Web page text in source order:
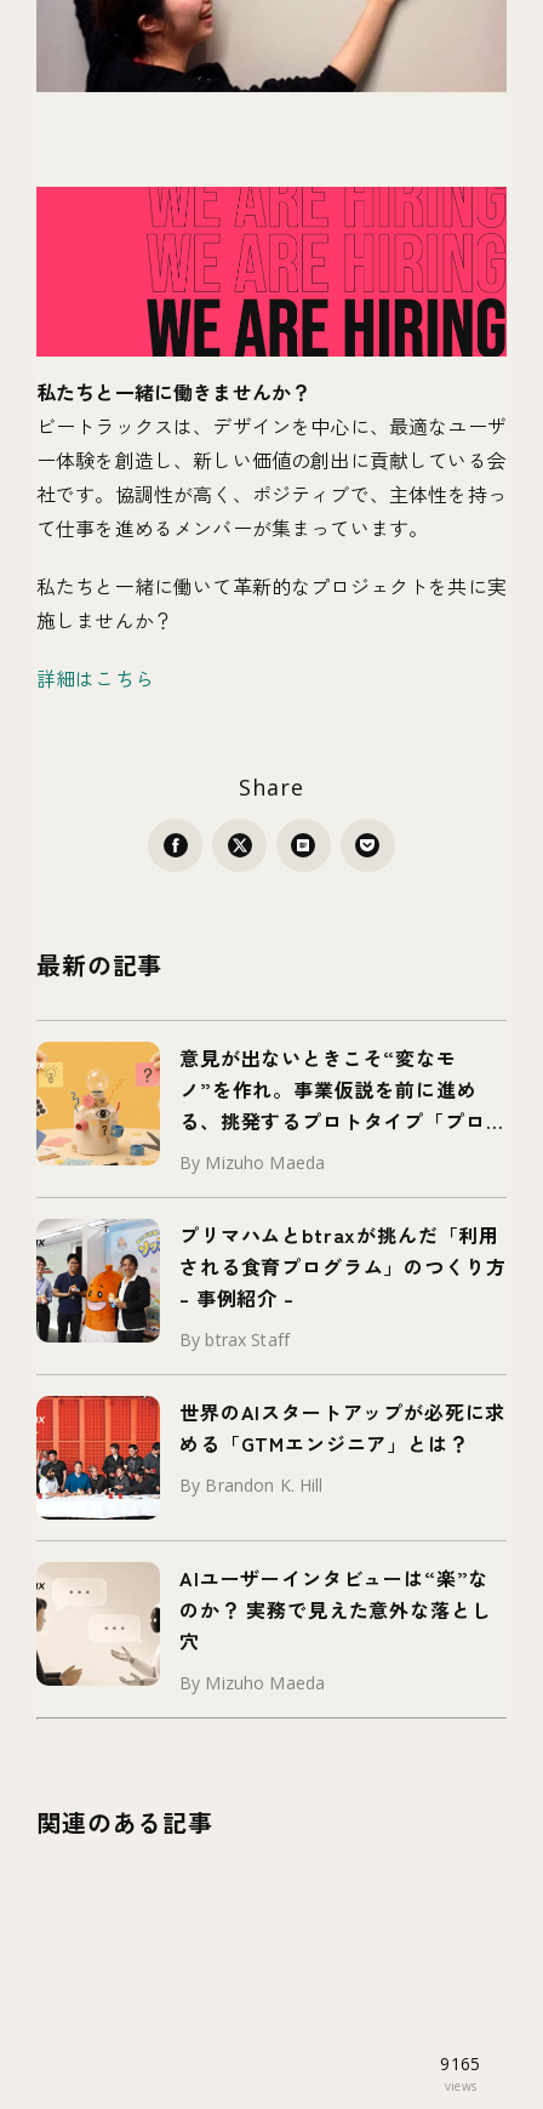
私たちと一緒に働きませんか？
ビートラックスは、デザインを中心に、最適なユーザ
ー体験を創造し、新しい価値の創出に貢献している会
社です。協調性が高く、ポジティブで、主体性を持っ
て仕事を進めるメンバーが集まっています。
私たちと一緒に働いて革新的なプロジェクトを共に実
施しませんか？
詳細はこちら
Share
最新の記事
意見が出ないときこそ“変なモ
ノ”を作れ。事業仮説を前に進め
る、挑発するプロトタイプ「プロボ
タイプ」とは
By Mizuho Maeda
プリマハムとbtraxが挑んだ「利用
される食育プログラム」のつくり方
– 事例紹介 –
By btrax Staff
世界のAIスタートアップが必死に求
める「GTMエンジニア」とは？
By Brandon K. Hill
AIユーザーインタビューは“楽”な
のか？ 実務で見えた意外な落とし
穴
By Mizuho Maeda
関連のある記事
9165
views